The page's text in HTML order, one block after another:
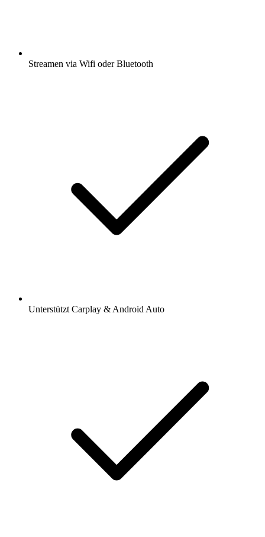
Streamen via Wifi oder Bluetooth
Unterstützt Carplay & Android Auto